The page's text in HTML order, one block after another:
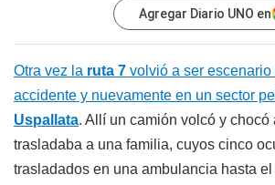
Agregar Diario UNO en
Otra vez la ruta 7 volvió a ser
accidente y nuevamente en un sector
Uspallata. Allí un camión volcó y chocó
trasladaba a una familia, cuyos cinco
trasladados en una ambulancia hasta